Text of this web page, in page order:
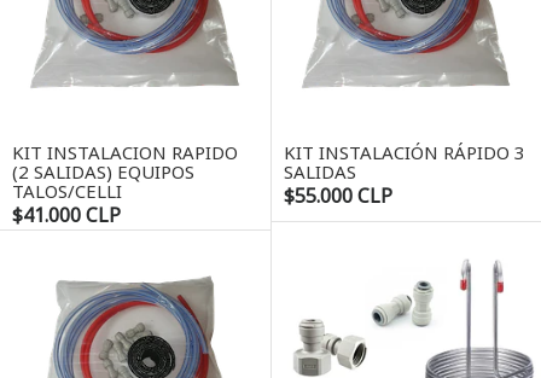
KIT INSTALACION RAPIDO
(2 SALIDAS) EQUIPOS
TALOS/CELLI
$41.000 CLP
KIT INSTALACIÓN RÁPIDO 3
SALIDAS
$55.000 CLP